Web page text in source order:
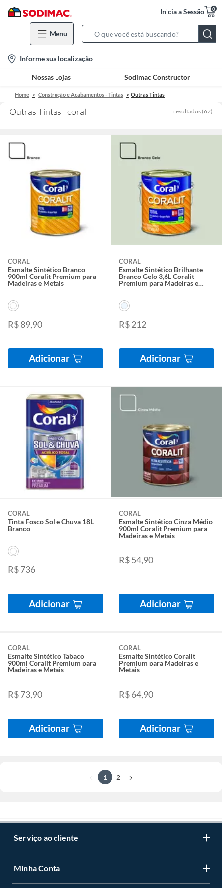
Inicia a Sessão 0
Menu
Search
Bar
location-
icon
Informe sua localização
Nossas Lojas Sodimac Constructor
Home Construção e Acabamentos - Tintas Outras Tintas
Outras Tintas - coral resultados (67)
CORAL
Esmalte Sintético Branco
900ml Coralit Premium para
Madeiras e Metais
R$ 89,90
Adicionar
CORAL
Esmalte Sintético Brilhante
Branco Gelo 3,6L Coralit
Premium para Madeiras e
R$ 212
Adicionar
CORAL
Tinta Fosco Sol e Chuva 18L
Branco
R$ 736
Adicionar
CORAL
Esmalte Sintético Cinza Médio
900ml Coralit Premium para
Madeiras e Metais
R$ 54,90
Adicionar
CORAL
Esmalte Sintético Tabaco
900ml Coralit Premium para
Madeiras e Metais
R$ 73,90
Adicionar
CORAL
Esmalte Sintético Coralit
Premium para Madeiras e
Metais
R$ 64,90
Adicionar
1 2
Serviço ao cliente
Minha Conta